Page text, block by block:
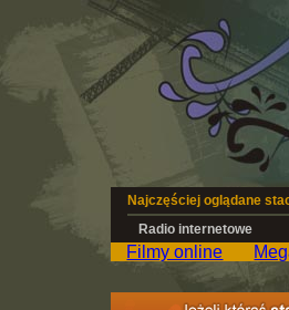
Najczęściej oglądane
Radio internetowe
Filmy online